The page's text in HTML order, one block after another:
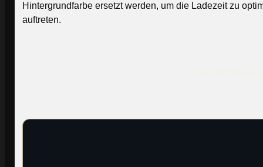
Hintergrundfarbe ersetzt werden, um die Ladezeit zu
auftreten.